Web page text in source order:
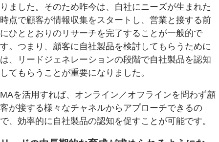
りました。そのため昨今は、自社にニーズが生まれた
時点で顧客が情報収集をスタートし、営業と接する前
にひととおりのリサーチを完了することが一般的で
す。つまり、顧客に自社製品を検討してもらうために
は、リードジェネレーションの段階で自社製品を認知
してもらうことが重要になりました。
MAを活用すれば、オンライン／オフラインを問わず顧
客が接する様々なチャネルからアプローチできるの
で、効率的に自社製品の認知を促すことが可能です。